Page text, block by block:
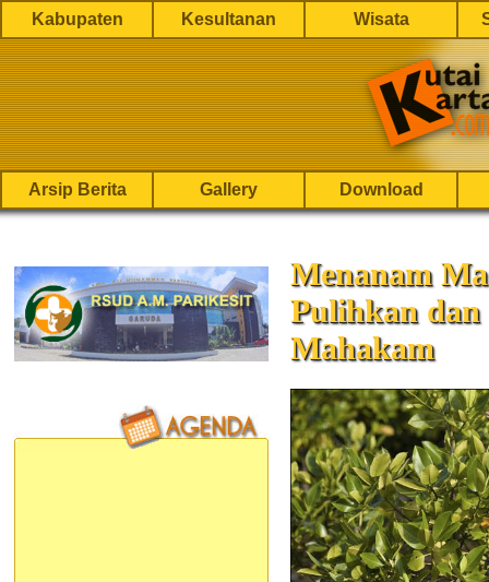
Kabupaten Kesultanan Wisata
Arsip Berita Gallery Download
Menanam
Pulihkan
Mahakam